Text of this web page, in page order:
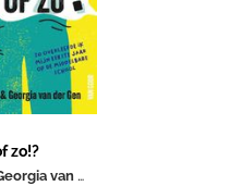
zo!?
Robin Frings-Georgia van der Gen